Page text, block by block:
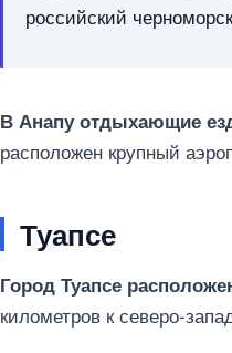
российский
В Анапу отдыхающие
расположен крупный
Туапсе
Город Туапсе
километров к северо-